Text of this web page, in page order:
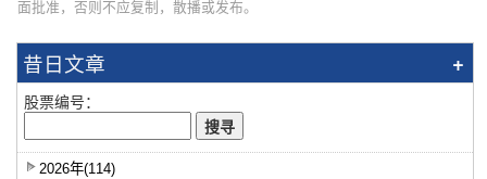
面批准，否则不应复制，散播或发布。
昔日文章
股票编号：
2026年(114)